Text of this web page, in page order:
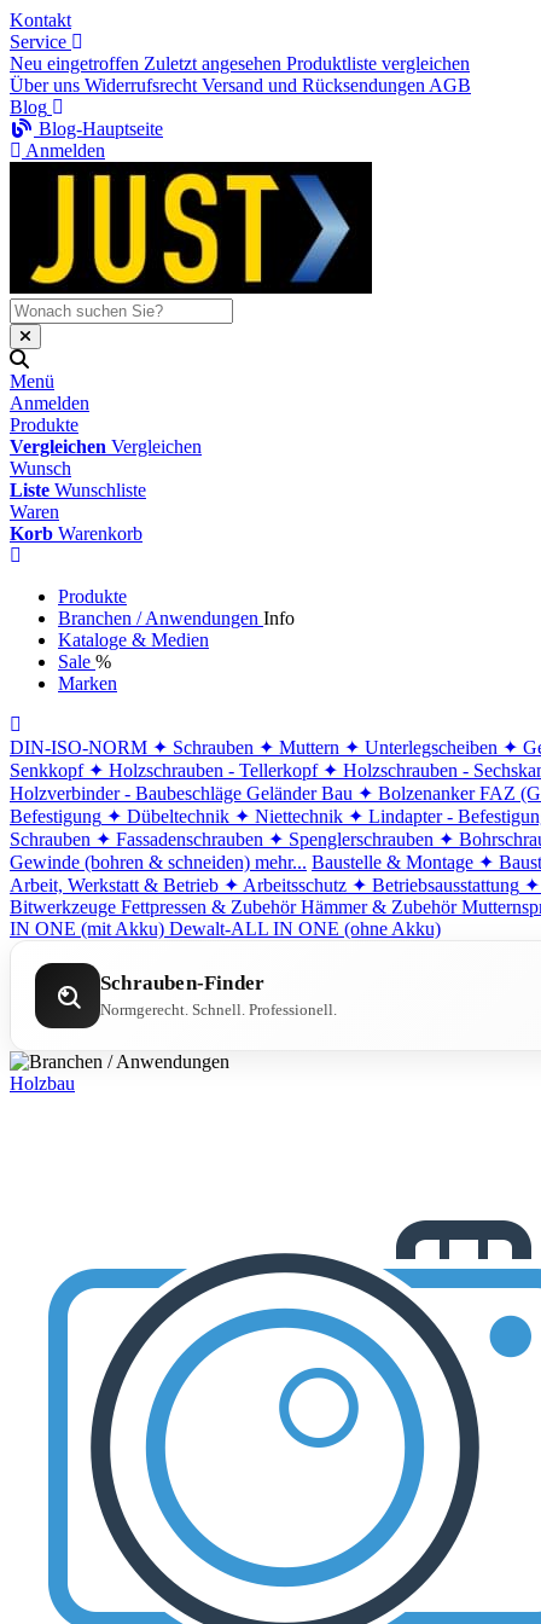
Kontakt
Service
Neu eingetroffen Zuletzt angesehen Produktliste vergleichen
Über uns Widerrufsrecht Versand und Rücksendungen AGB
Blog
Blog-Hauptseite
Anmelden
Menü
Anmelden
Produkte
Vergleichen Vergleichen
Wunsch
Liste Wunschliste
Waren
Korb Warenkorb
Produkte
Branchen / Anwendungen Info
Kataloge & Medien
Sale %
Marken
DIN-ISO-NORM ✦ Schrauben ✦ Muttern ✦ Unterlegscheiben ✦
Senkkopf ✦ Holzschrauben - Tellerkopf ✦ Holzschrauben -
Holzverbinder - Baubeschläge Geländer Bau ✦ Bolzenanker FAZ
Befestigung ✦ Dübeltechnik ✦ Niettechnik ✦ Lindapter -
Schrauben ✦ Fassadenschrauben ✦ Spenglerschrauben ✦
Gewinde (bohren & schneiden) mehr... Baustelle & Montage ✦
Arbeit, Werkstatt & Betrieb ✦ Arbeitsschutz ✦ Betriebsausstattung ✦
Bitwerkzeuge Fettpressen & Zubehör Hämmer & Zubehör
IN ONE (mit Akku) Dewalt-ALL IN ONE (ohne Akku)
Schrauben-Finder
Normgerecht. Schnell. Professionell.
Holzbau